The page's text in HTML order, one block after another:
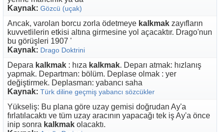
Kaynak: Gözcü (uçak)
Ancak, varolan borcu zorla ödetmeye kalkmak zayıfların
kuvvetlilerin etkisi altına girmesine yol açacaktır. Drago'nun
bu görüşleri 1907 '
Kaynak: Drago Doktrini
Depara kalkmak : hıza kalkmak. Deparı atmak: hızlanış
yapmak. Departman: bölüm. Deplase olmak : yer
değiştirmek. Deplasman: yabancı saha
Kaynak: Türk diline geçmiş yabancı sözcükler
Yükseliş: Bu plana göre uzay gemisi doğrudan Ay'a
fırlatılacaktı ve tüm uzay aracının yapacağı tek iş Ay'a önce
inip sonra kalkmak olacaktı.